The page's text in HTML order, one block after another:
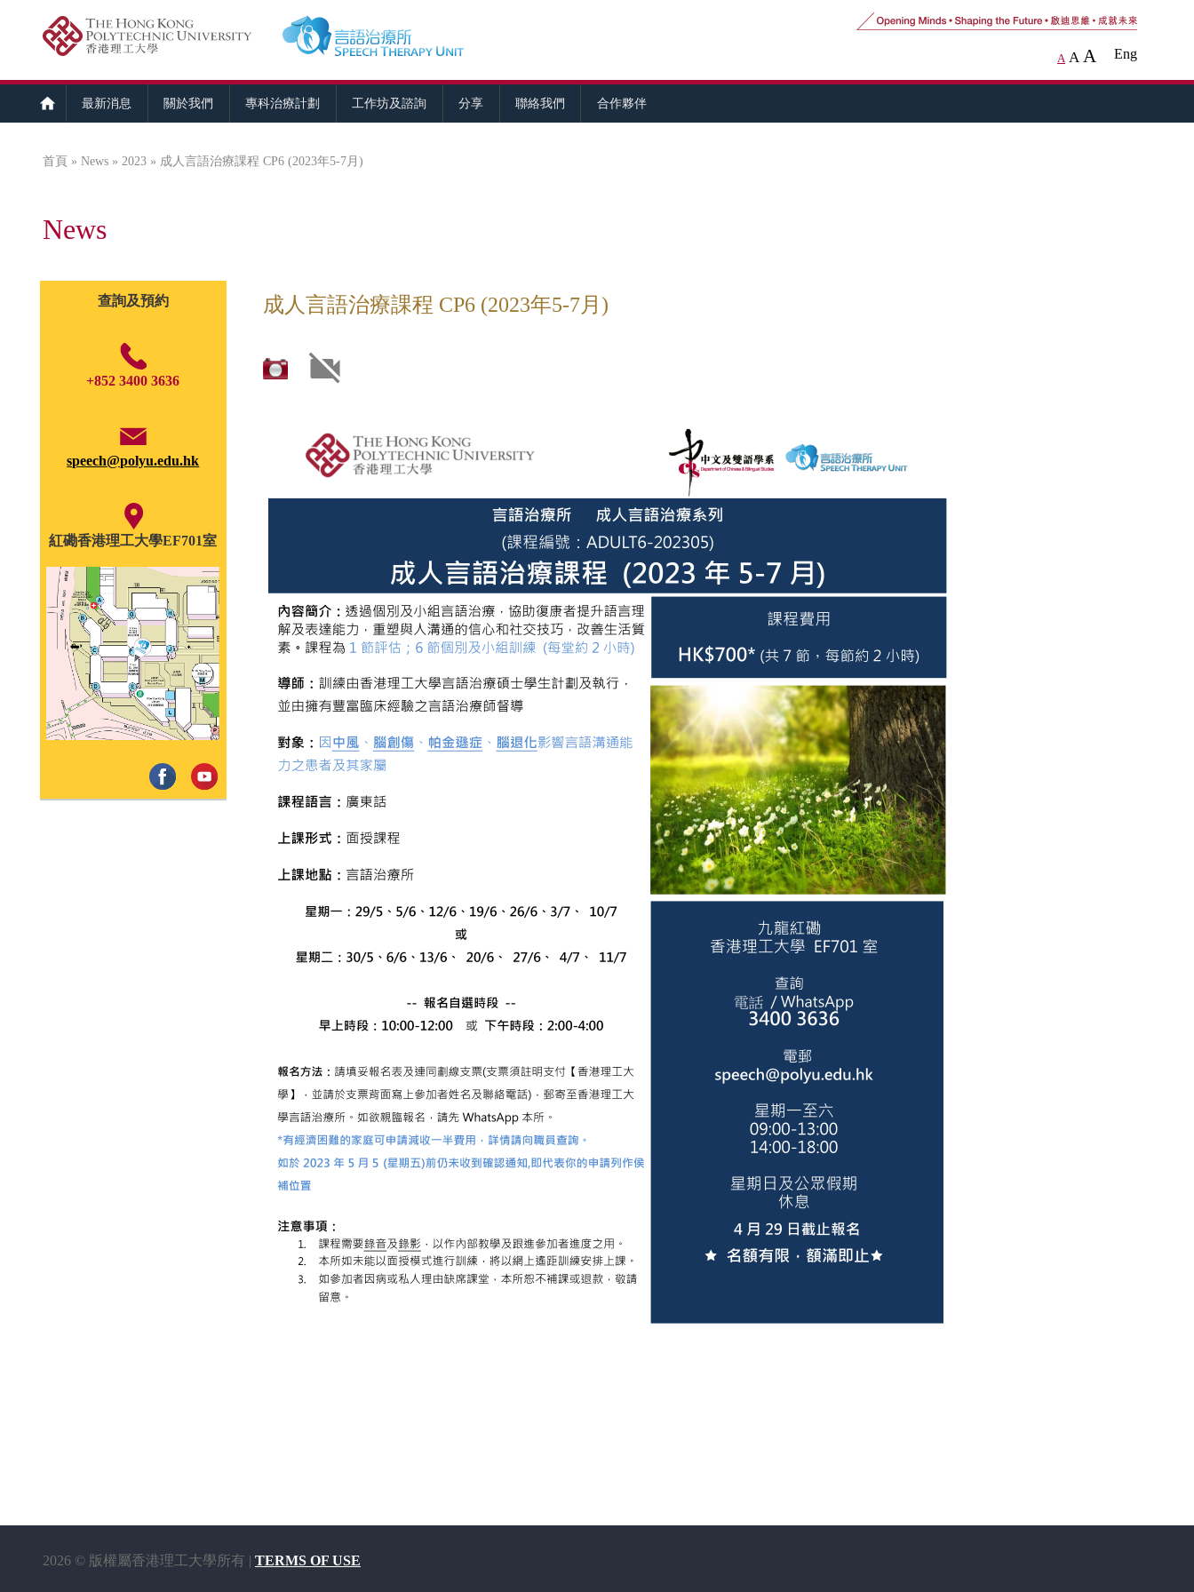
A A A Eng
最新消息 關於我們 專科治療計劃 工作坊及諮詢 分享 聯絡我們 合作夥伴
您在這裡
首頁 » News » 2023 » 成人言語治療課程 CP6 (2023年5-7月)
News
成人言語治療課程 CP6 (2023年5-7月)
查詢及預約
+852 3400 3636
speech@polyu.edu.hk
紅磡香港理工大學EF701室
2026 © 版權屬香港理工大學所有 | TERMS OF USE